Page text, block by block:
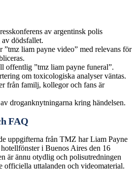
av argentinsk polis
av dödsfallet.
liam payne video” med relevans för
offentlig ”tmz liam payne funeral”.
om toxicologiska analyser väntas.
från familj, kollegor och fans är
droganknytningarna kring händelsen.
FAQ
uppgifterna från TMZ har Liam Payne
i Buenos Aires den 16
är ännu otydlig och polisutredningen
officiella uttalanden och videomaterial.